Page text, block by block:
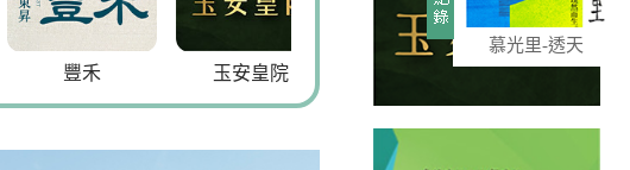
慕光里-透天
玉安皇院 巴黎上品6